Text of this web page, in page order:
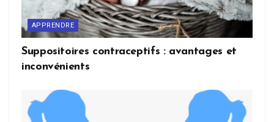
APPRENDRE
Suppositoires contraceptifs : avantages et
inconvénients